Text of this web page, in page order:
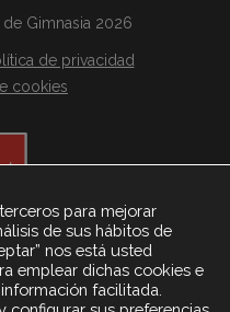
Gimnasia 2026
de privacidad
cookies
para mejorar
de sus hábitos de
nos está usted
emplear dichas cookies e
facilitada.